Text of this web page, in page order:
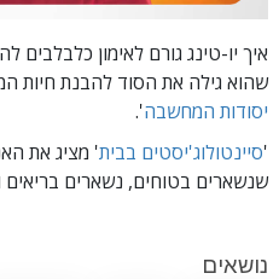
איך יו-טינג גורם לאימון כלבלבים
שהוא גילה את הסוד להבנת חיות
יסודות המחשבה'.
'סיינטולוג'יסטים בבית' מציג את
שנשארים בטוחים, נשארים בריאים
נושאים